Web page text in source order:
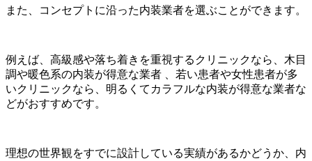
また、コンセプトに沿った内装業者を選ぶことができます。
例えば、高級感や落ち着きを重視するクリニックなら、木目
調や暖色系の内装が得意な業者 、若い患者や女性患者が多
いクリニックなら、明るくてカラフルな内装が得意な業者な
どがおすすめです。
理想の世界観をすでに設計している実績があるかどうか、内